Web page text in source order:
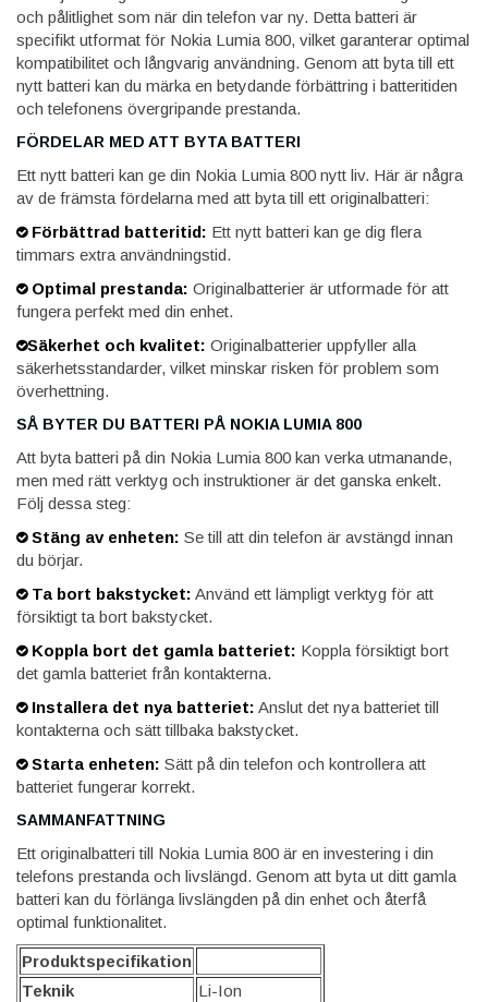
och pålitlighet som när din telefon var ny. Detta batteri är
specifikt utformat för Nokia Lumia 800, vilket garanterar optimal
kompatibilitet och långvarig användning. Genom att byta till ett
nytt batteri kan du märka en betydande förbättring i batteritiden
och telefonens övergripande prestanda.
FÖRDELAR MED ATT BYTA BATTERI
Ett nytt batteri kan ge din Nokia Lumia 800 nytt liv. Här är några
av de främsta fördelarna med att byta till ett originalbatteri:
Förbättrad batteritid: Ett nytt batteri kan ge dig flera
timmars extra användningstid.
Optimal prestanda: Originalbatterier är utformade för att
fungera perfekt med din enhet.
Säkerhet och kvalitet: Originalbatterier uppfyller alla
säkerhetsstandarder, vilket minskar risken för problem som
överhettning.
SÅ BYTER DU BATTERI PÅ NOKIA LUMIA 800
Att byta batteri på din Nokia Lumia 800 kan verka utmanande,
men med rätt verktyg och instruktioner är det ganska enkelt.
Följ dessa steg:
Stäng av enheten: Se till att din telefon är avstängd innan
du börjar.
Ta bort bakstycket: Använd ett lämpligt verktyg för att
försiktigt ta bort bakstycket.
Koppla bort det gamla batteriet: Koppla försiktigt bort
det gamla batteriet från kontakterna.
Installera det nya batteriet: Anslut det nya batteriet till
kontakterna och sätt tillbaka bakstycket.
Starta enheten: Sätt på din telefon och kontrollera att
batteriet fungerar korrekt.
SAMMANFATTNING
Ett originalbatteri till Nokia Lumia 800 är en investering i din
telefons prestanda och livslängd. Genom att byta ut ditt gamla
batteri kan du förlänga livslängden på din enhet och återfå
optimal funktionalitet.
Produktspecifikation
Teknik
Li-Ion